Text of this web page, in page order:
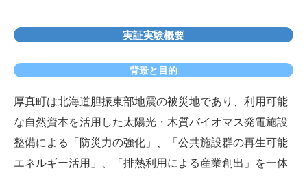
実証実験概要
背景と目的
厚真町は北海道胆振東部地震の被災地であり、利用可能
な自然資本を活用した太陽光・木質バイオマス発電施設
整備による「防災力の強化」、「公共施設群の再生可能
エネルギー活用」、「排熱利用による産業創出」を一体